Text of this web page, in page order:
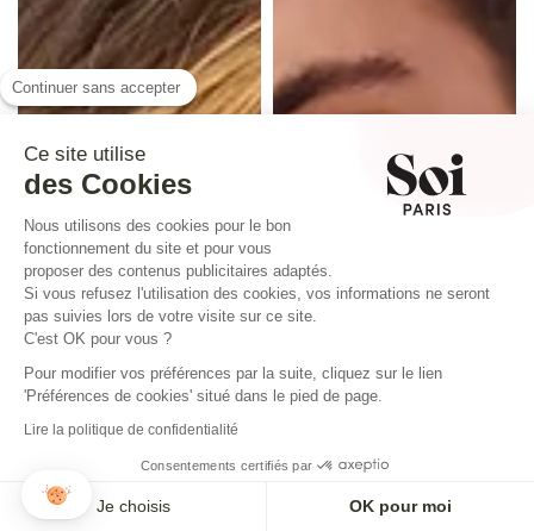
Continuer sans accepter
Ce site utilise
des Cookies
Nous utilisons des cookies pour le bon
fonctionnement du site et pour vous
proposer des contenus publicitaires adaptés.
Si vous refusez l'utilisation des cookies, vos informations ne seront
pas suivies lors de votre visite sur ce site.
C'est OK pour vous ?
Pour modifier vos préférences par la suite, cliquez sur le lien
'Préférences de cookies' situé dans le pied de page.
Lire la politique de confidentialité
Consentements certifiés par
Je choisis OK pour moi